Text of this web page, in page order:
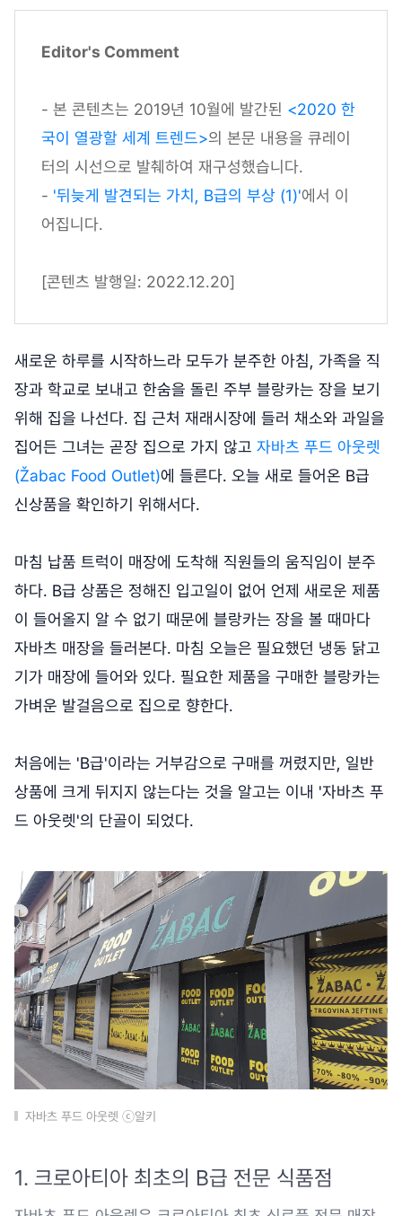
Editor's Comment
- 본 콘텐츠는 2019년 10월에 발간된 <2020 한
국이 열광할 세계 트렌드>의 본문 내용을 큐레이
터의 시선으로 발췌하여 재구성했습니다.
- '뒤늦게 발견되는 가치, B급의 부상 (1)'에서 이
어집니다.
[콘텐츠 발행일: 2022.12.20]
새로운 하루를 시작하느라 모두가 분주한 아침, 가족을 직
장과 학교로 보내고 한숨을 돌린 주부 블랑카는 장을 보기
위해 집을 나선다. 집 근처 재래시장에 들러 채소와 과일을
집어든 그녀는 곧장 집으로 가지 않고 자바츠 푸드 아웃렛
(Žabac Food Outlet)에 들른다. 오늘 새로 들어온 B급
신상품을 확인하기 위해서다.
마침 납품 트럭이 매장에 도착해 직원들의 움직임이 분주
하다. B급 상품은 정해진 입고일이 없어 언제 새로운 제품
이 들어올지 알 수 없기 때문에 블랑카는 장을 볼 때마다
자바츠 매장을 들러본다. 마침 오늘은 필요했던 냉동 닭고
기가 매장에 들어와 있다. 필요한 제품을 구매한 블랑카는
가벼운 발걸음으로 집으로 향한다.
처음에는 'B급'이라는 거부감으로 구매를 꺼렸지만, 일반
상품에 크게 뒤지지 않는다는 것을 알고는 이내 '자바츠 푸
드 아웃렛'의 단골이 되었다.
자바츠 푸드 아웃렛 ⓒ알키
1. 크로아티아 최초의 B급 전문 식품점